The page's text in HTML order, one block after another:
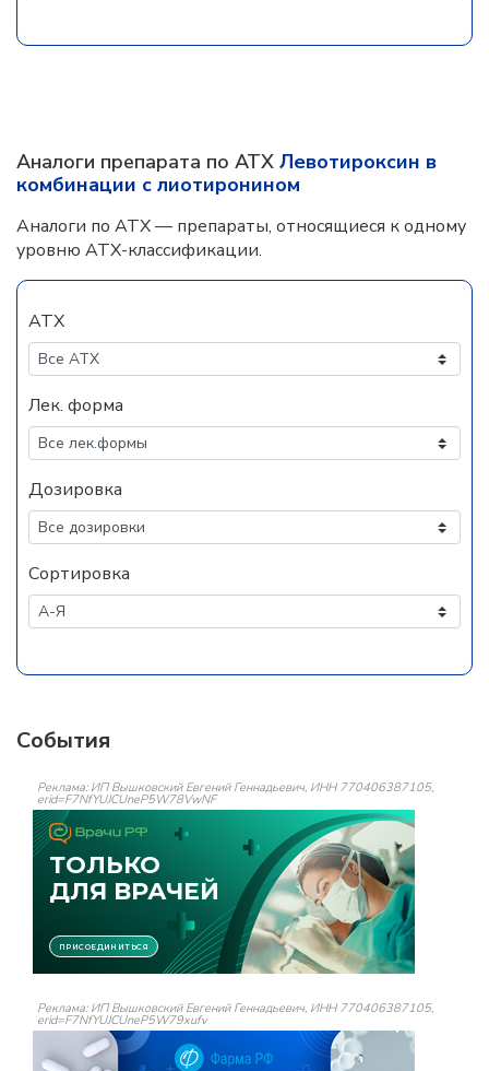
Аналоги препарата по АТХ Левотироксин в
комбинации с лиотиронином
Аналоги по АТХ — препараты, относящиеся к одному
уровню АТХ-классификации.
АТХ
Лек. форма
Дозировка
Сортировка
События
Реклама: ИП Вышковский Евгений Геннадьевич, ИНН 770406387105,
erid=F7NfYUJCUneP5W78VwNF
Реклама: ИП Вышковский Евгений Геннадьевич, ИНН 770406387105,
erid=F7NfYUJCUneP5W79xufv